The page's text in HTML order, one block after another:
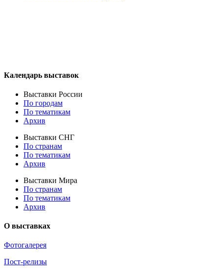
Календарь выставок
Выставки России
По городам
По тематикам
Архив
Выставки СНГ
По странам
По тематикам
Архив
Выставки Мира
По странам
По тематикам
Архив
О выставках
Фотогалерея
Пост-релизы